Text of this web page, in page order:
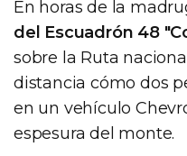
En horas de la
del Escuadrón 48
sobre la Ruta
distancia cómo dos
en un vehículo
espesura del monte.